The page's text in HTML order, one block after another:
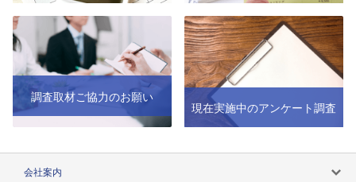
調査取材ご協力のお願い
現在実施中のアンケート調査
会社案内